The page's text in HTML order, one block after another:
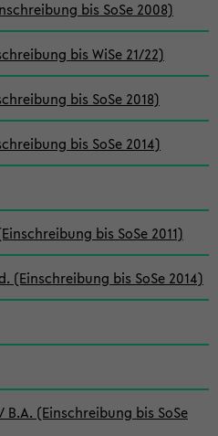
bis SoSe 2008)
bis WiSe 21/22)
bis SoSe 2018)
bis SoSe 2014)
bis SoSe 2011)
(Einschreibung bis SoSe 2014)
(Einschreibung bis SoSe